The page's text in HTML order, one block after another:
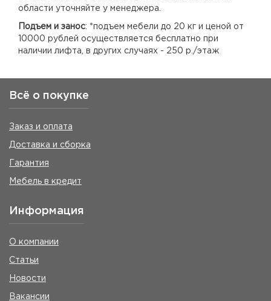
области уточняйте у менеджера.
Подъем и занос: *подъем мебели до 20 кг и ценой от
10000 рублей осуществляется бесплатно при
наличии лифта, в других случаях - 250 р./этаж
Всё о покупке
Заказ и оплата
Доставка и сборка
Гарантия
Мебель в кредит
Информация
О компании
Статьи
Новости
Вакансии